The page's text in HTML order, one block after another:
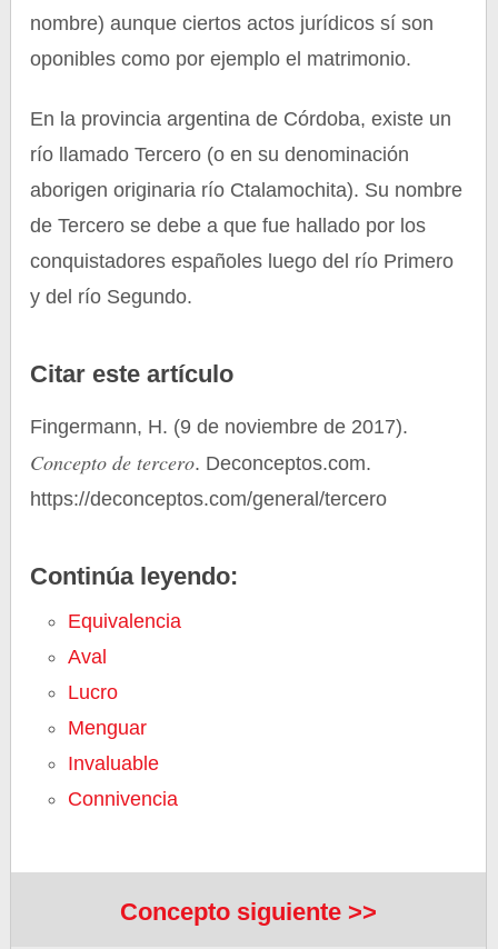
nombre) aunque ciertos actos jurídicos sí son
oponibles como por ejemplo el matrimonio.
En la provincia argentina de Córdoba, existe un
río llamado Tercero (o en su denominación
aborigen originaria río Ctalamochita). Su nombre
de Tercero se debe a que fue hallado por los
conquistadores españoles luego del río Primero
y del río Segundo.
Citar este artículo
Fingermann, H. (9 de noviembre de 2017).
Concepto de tercero. Deconceptos.com.
https://deconceptos.com/general/tercero
Continúa leyendo:
Equivalencia
Aval
Lucro
Menguar
Invaluable
Connivencia
Concepto siguiente >>